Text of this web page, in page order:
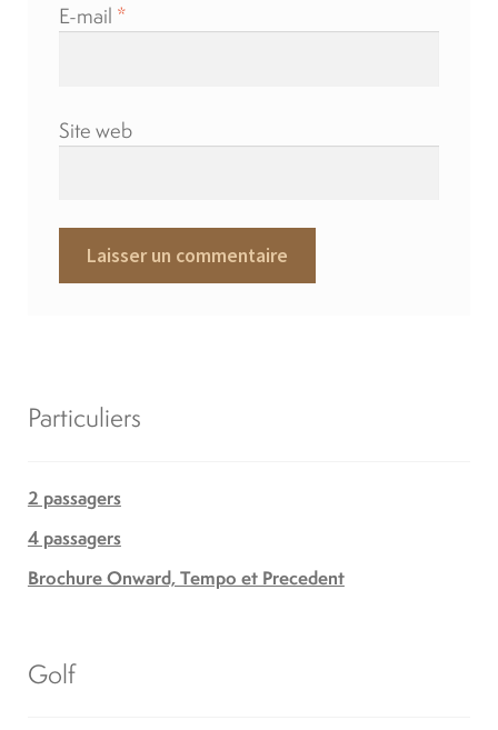
E-mail *
Site web
Particuliers
2 passagers
4 passagers
Brochure Onward, Tempo et Precedent
Golf